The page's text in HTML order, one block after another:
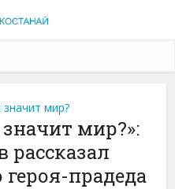
мир?
мир?»:
рассказал
прадеда